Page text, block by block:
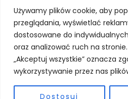
Używamy plików cookie, aby
przeglądania, wyświetlać
dostosowane do
oraz analizować ruch na
„Akceptuj wszystkie” oznacza
wykorzystywanie przez nas
Dostosuj
Sztuka
O
Kontakt